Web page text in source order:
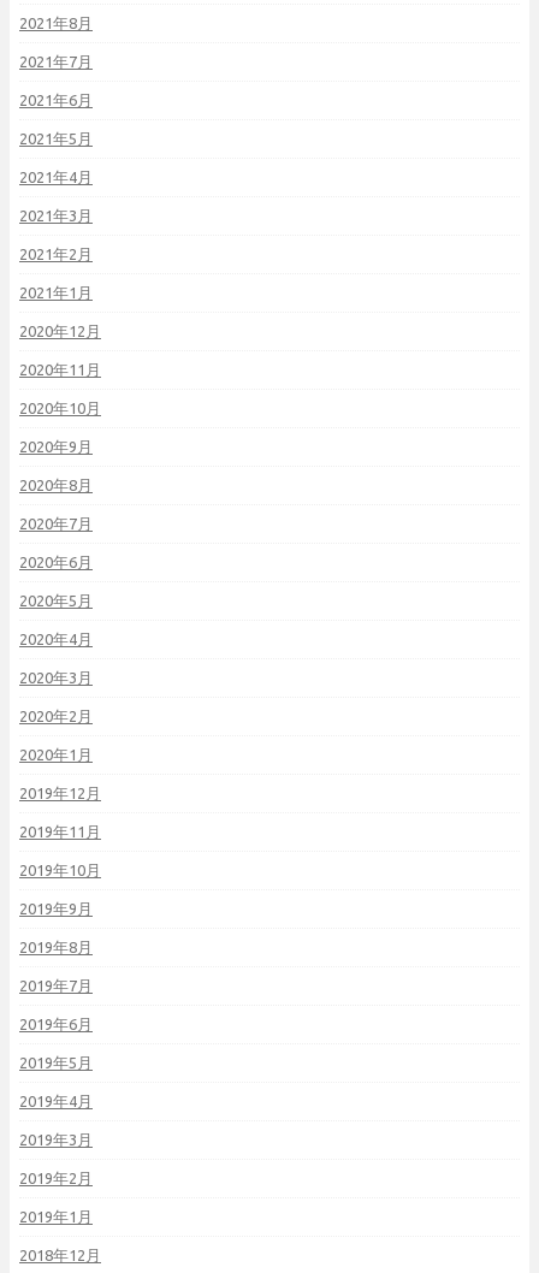
2021年8月
2021年7月
2021年6月
2021年5月
2021年4月
2021年3月
2021年2月
2021年1月
2020年12月
2020年11月
2020年10月
2020年9月
2020年8月
2020年7月
2020年6月
2020年5月
2020年4月
2020年3月
2020年2月
2020年1月
2019年12月
2019年11月
2019年10月
2019年9月
2019年8月
2019年7月
2019年6月
2019年5月
2019年4月
2019年3月
2019年2月
2019年1月
2018年12月